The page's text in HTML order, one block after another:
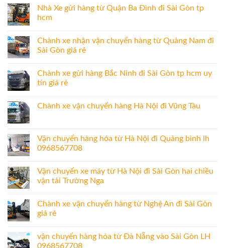
Nhà Xe gửi hàng từ Quận Ba Đình đi Sài Gòn tp
hcm
Chành xe nhận vận chuyển hàng từ Quảng Nam đi
Sài Gòn giá rẻ
Chành xe gửi hàng Bắc Ninh đi Sài Gòn tp hcm uy
tín giá rẻ
Chành xe vận chuyển hàng Hà Nội đi Vũng Tàu
Vận chuyển hàng hóa từ Hà Nội đi Quảng bình lh
0968567708
Vận chuyển xe máy từ Hà Nội đi Sài Gòn hai chiều
vận tải Trường Nga
Chành xe vận chuyển hàng từ Nghệ An đi Sài Gòn
giá rẻ
vận chuyển hàng hóa từ Đà Nẵng vào Sài Gòn LH
0968567708